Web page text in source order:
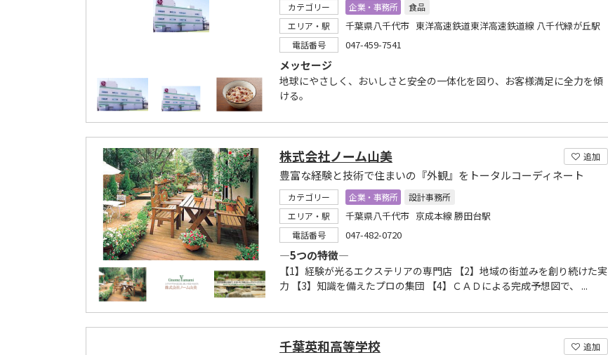
カテゴリー 企業・事務所
食品
エリア・駅
千葉県八千代市 東洋高速鉄道東洋高速鉄道線 八千代緑が丘駅
電話番号 047-459-7541
メッセージ
地球にやさしく、おいしさと安全の一体化を図り、お客様満足に全力を傾
ける。
追加
株式会社ノーム山美
豊富な経験と技術で住まいの『外観』をトータルコーディネート
カテゴリー 企業・事務所
設計事務所
エリア・駅
千葉県八千代市 京成本線 勝田台駅
電話番号 047-482-0720
―5つの特徴―
【1】経験が光るエクステリアの専門店 【2】地域の街並みを創り続けた実
力 【3】知識を備えたプロの集団 【4】ＣＡＤによる完成予想図で、 ...
追加
千葉英和高等学校